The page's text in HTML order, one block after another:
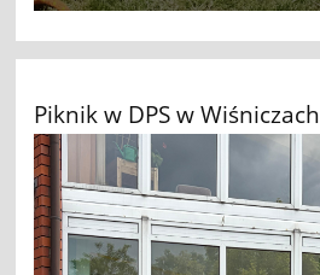
Piknik w DPS w Wiśniczach